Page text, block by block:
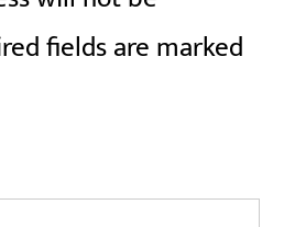
fields are marked